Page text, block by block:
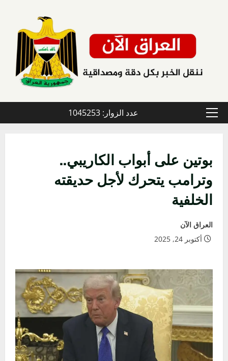
القائمة
عدد الزوار: 1045253
بوتين على أبواب الكاريبي..
وترامب يتحرك لأجل حديقته
الخلفية
العراق الآن
أكتوبر 24, 2025